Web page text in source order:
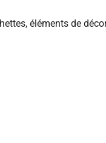
éléments de